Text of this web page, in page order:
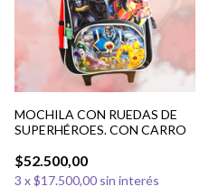
MOCHILA CON RUEDAS DE
SUPERHÉROES. CON CARRO
$52.500,00
3 x$17.500,00 sin interés